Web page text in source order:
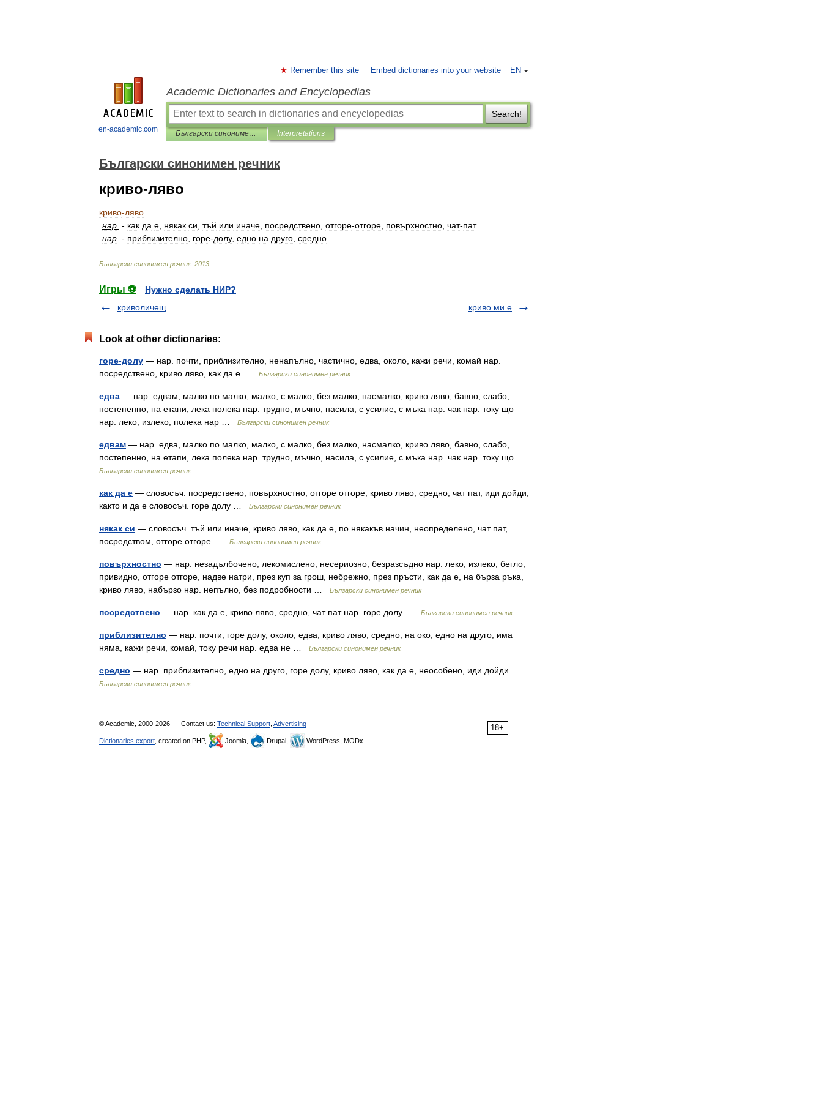
en-academic.com
EN
Remember this site Embed dictionaries into your website
Academic Dictionaries and Encyclopedias
Search!
Български синонимен речник Interpretations
Български синонимен речник
криво-ляво
криво-ляво
нар - как да е някак си тъй или иначе посредствено отгоре-отгоре повърхностно чат-пат
нар - приблизително горе-долу, едно на друго средно
Български синонимен речник. 2013
Игры ⚽
Нужно сделать НИР?
криволичещ
криво ми е
Look at other dictionaries:
горе-долу — нар. почти, приблизително, ненапълно, частично, едва, около, кажи речи, комай нар.
посредствено, криво ляво, как да е …
Български синонимен речник
едва — нар. едвам, малко по малко, малко, с малко, без малко, насмалко, криво ляво, бавно, слабо,
постепенно, на етапи, лека полека нар. трудно, мъчно, насила, с усилие, с мъка нар. чак нар. току що
нар. леко, излеко, полека нар …
Български синонимен речник
едвам — нар. едва, малко по малко, малко, с малко, без малко, насмалко, криво ляво, бавно, слабо,
постепенно, на етапи, лека полека нар. трудно, мъчно, насила, с усилие, с мъка нар. чак нар. току що …
Български синонимен речник
как да е — словосъч. посредствено, повърхностно, отгоре отгоре, криво ляво, средно, чат пат, иди дойди,
както и да е словосъч. горе долу …
Български синонимен речник
някак си — словосъч. тъй или иначе, криво ляво, как да е, по някакъв начин, неопределено, чат пат,
посредством, отгоре отгоре …
Български синонимен речник
повърхностно — нар. незадълбочено, лекомислено, несериозно, безразсъдно нар. леко, излеко, бегло,
привидно, отгоре отгоре, надве натри, през куп за грош, небрежно, през пръсти, как да е, на бърза ръка,
криво ляво, набързо нар. непълно, без подробности …
Български синонимен речник
посредствено — нар. как да е, криво ляво, средно, чат пат нар. горе долу … Български синонимен речник
приблизително — нар. почти, горе долу, около, едва, криво ляво, средно, на око, едно на друго, има
няма, кажи речи, комай, току речи нар. едва не …
Български синонимен речник
средно — нар. приблизително, едно на друго, горе долу, криво ляво, как да е, неособено, иди дойди …
Български синонимен речник
18+
© Academic, 2000-2026 Contact us: Technical Support Advertising
Dictionaries export , created on PHP, Joomla, Drupal, WordPress, MODx.